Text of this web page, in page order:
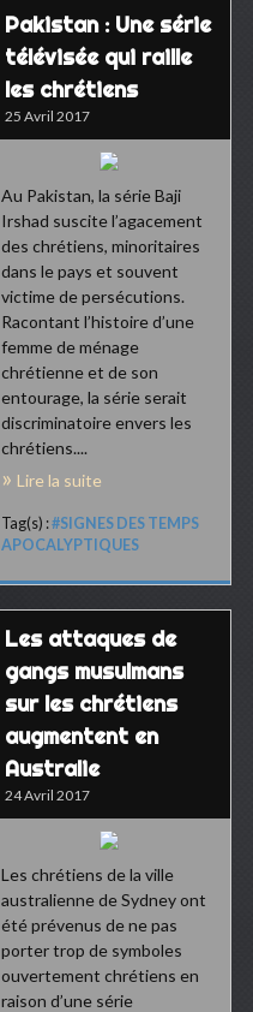
Pakistan : Une série
télévisée qui raille
les chrétiens
25 Avril 2017
Au Pakistan, la série Baji
Irshad suscite l’agacement
des chrétiens, minoritaires
dans le pays et souvent
victime de persécutions.
Racontant l’histoire d’une
femme de ménage
chrétienne et de son
entourage, la série serait
discriminatoire envers les
chrétiens....
Lire la suite
Tag(s) :#SIGNES DES TEMPS
APOCALYPTIQUES
Les attaques de
gangs musulmans
sur les chrétiens
augmentent en
Australie
24 Avril 2017
Les chrétiens de la ville
australienne de Sydney ont
été prévenus de ne pas
porter trop de symboles
ouvertement chrétiens en
raison d’une série